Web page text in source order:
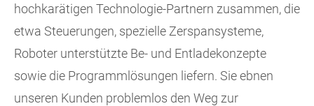
hochkarätigen Technologie-Partnern zusammen, die
etwa Steuerungen, spezielle Zerspansysteme,
Roboter unterstützte Be- und Entladekonzepte
sowie die Programmlösungen liefern. Sie ebnen
unseren Kunden problemlos den Weg zur